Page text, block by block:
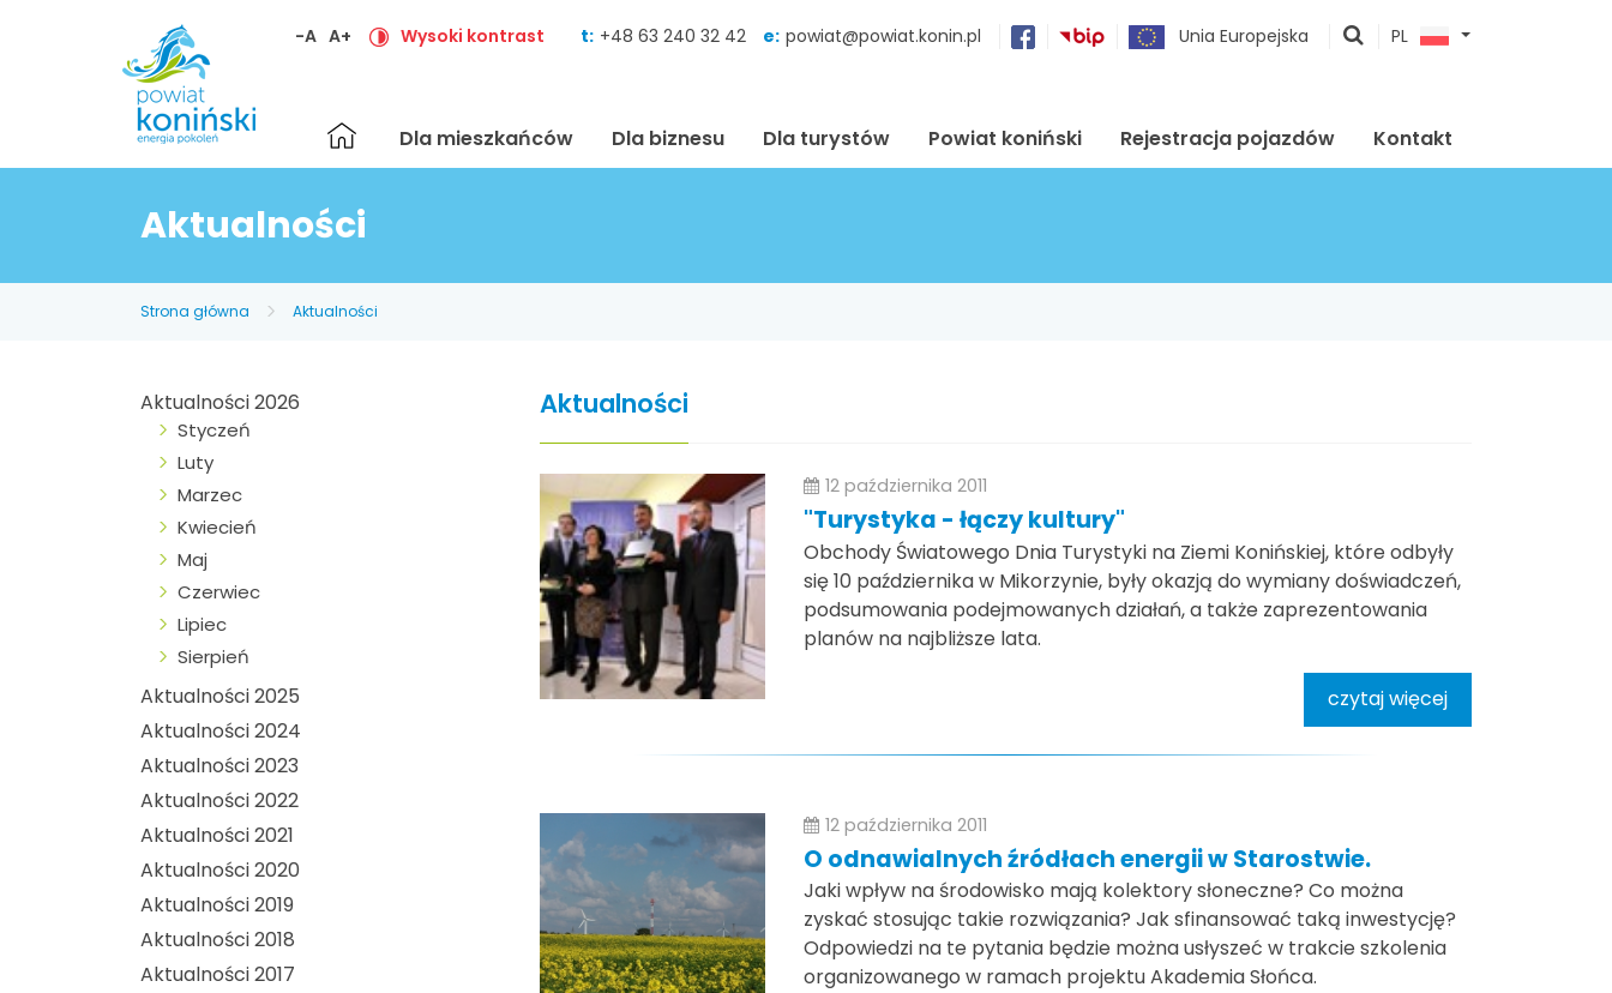
-A A+ Wysoki kontrast t: +48 63 240 32 42 e: powiat@powiat.konin.pl Unia Europejska
pokaż
PL
Strona
główna
Dla mieszkańców Dla biznesu Dla turystów Powiat koniński Rejestracja pojazdów Kontakt
Aktualności
Strona główna Aktualności
Aktualności 2026
Styczeń
Luty
Marzec
Kwiecień
Maj
Czerwiec
Lipiec
Sierpień
Aktualności 2025
Aktualności 2024
Aktualności 2023
Aktualności 2022
Aktualności 2021
Aktualności 2020
Aktualności 2019
Aktualności 2018
Aktualności 2017
Aktualności
12 października 2011
"Turystyka - łączy kultury"
Obchody Światowego Dnia Turystyki na Ziemi Konińskiej, które odbyły
się 10 października w Mikorzynie, były okazją do wymiany doświadczeń,
podsumowania podejmowanych działań, a także zaprezentowania
planów na najbliższe lata.
czytaj więcej
12 października 2011
O odnawialnych źródłach energii w Starostwie.
Jaki wpływ na środowisko mają kolektory słoneczne? Co można
zyskać stosując takie rozwiązania? Jak sfinansować taką inwestycję?
Odpowiedzi na te pytania będzie można usłyszeć w trakcie szkolenia
organizowanego w ramach projektu Akademia Słońca.